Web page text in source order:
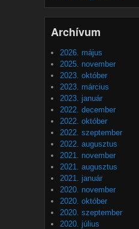
Archívum
2026. május
2025. november
2023. október
2023. március
2023. január
2022. december
2022. október
2022. szeptember
2022. augusztus
2021. november
2021. augusztus
2021. január
2020. november
2020. október
2020. szeptember
2020. július